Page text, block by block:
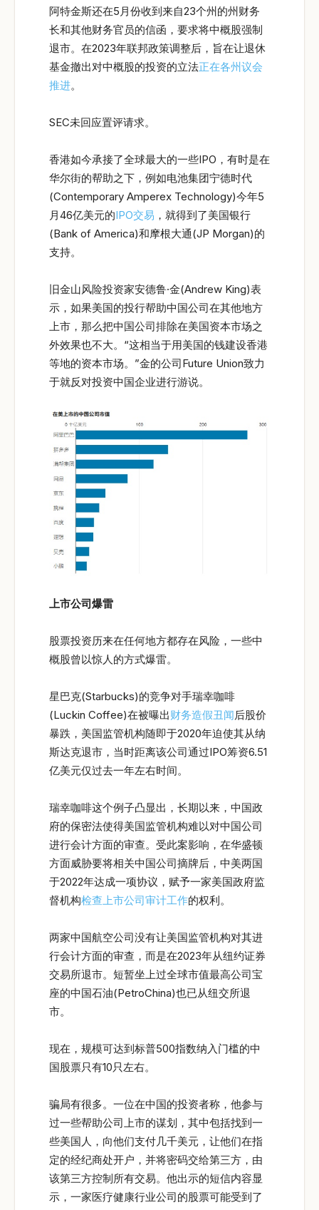
阿特金斯还在5月份收到来自23个州的州财务
长和其他财务官员的信函，要求将中概股强制
退市。在2023年联邦政策调整后，旨在让退休
基金撤出对中概股的投资的立法正在各州议会
推进。
SEC未回应置评请求。
香港如今承接了全球最大的一些IPO，有时是在
华尔街的帮助之下，例如电池集团宁德时代
(Contemporary Amperex Technology)今年5
月46亿美元的IPO交易 ，就得到了美国银行
(Bank of America)和摩根大通(JP Morgan)的
支持。
旧金山风险投资家安德鲁·金(Andrew King)表
示，如果美国的投行帮助中国公司在其他地方
上市，那么把中国公司排除在美国资本市场之
外效果也不大。“这相当于用美国的钱建设香港
等地的资本市场。”金的公司Future Union致力
于就反对投资中国企业进行游说。
上市公司爆雷
股票投资历来在任何地方都存在风险，一些中
概股曾以惊人的方式爆雷。
星巴克(Starbucks)的竞争对手瑞幸咖啡
(Luckin Coffee)在被曝出财务造假丑闻后股价
暴跌，美国监管机构随即于2020年迫使其从纳
斯达克退市，当时距离该公司通过IPO筹资6.51
亿美元仅过去一年左右时间。
瑞幸咖啡这个例子凸显出，长期以来，中国政
府的保密法使得美国监管机构难以对中国公司
进行会计方面的审查。受此案影响，在华盛顿
方面威胁要将相关中国公司摘牌后，中美两国
于2022年达成一项协议，赋予一家美国政府监
督机构检查上市公司审计工作的权利。
两家中国航空公司没有让美国监管机构对其进
行会计方面的审查，而是在2023年从纽约证券
交易所退市。短暂坐上过全球市值最高公司宝
座的中国石油(PetroChina)也已从纽交所退
市。
现在，规模可达到标普500指数纳入门槛的中
国股票只有10只左右。
骗局有很多。一位在中国的投资者称，他参与
过一些帮助公司上市的谋划，其中包括找到一
些美国人，向他们支付几千美元，让他们在指
定的经纪商处开户，并将密码交给第三方，由
该第三方控制所有交易。他出示的短信内容显
示，一家医疗健康行业公司的股票可能受到了